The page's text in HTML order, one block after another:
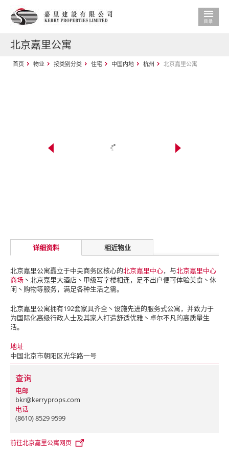
北京嘉里公寓
首页 物业 按类别分类 住宅 中国内地 杭州 北京嘉里公寓
详细资料 相近物业
北京嘉里公寓矗立于中央商务区核心的北京嘉里中心，与北京嘉里中心
商场丶北京嘉里大酒店丶甲级写字楼相连，足不出户便可体验美食丶休
闲丶购物等服务，满足各种生活之需。
北京嘉里公寓拥有192套家具齐全丶设施先进的服务式公寓，并致力于
为国际化高级行政人士及其家人打造舒适优雅丶卓尔不凡的高质量生
活。
地址
中国北京市朝阳区光华路一号
查询
电邮
bkr@kerryprops.com
电话
(8610) 8529 9599
前往北京嘉里公寓网页